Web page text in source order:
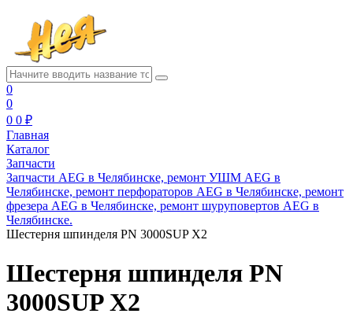
0
0
0 0 ₽
Главная
Каталог
Запчасти
Запчасти AEG в Челябинске, ремонт УШМ AEG в
Челябинске, ремонт перфораторов AEG в Челябинске, ремонт
фрезера AEG в Челябинске, ремонт шуруповертов AEG в
Челябинске.
Шестерня шпинделя PN 3000SUP X2
Шестерня шпинделя PN
3000SUP X2